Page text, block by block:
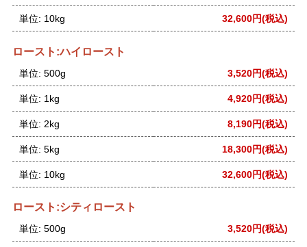
単位: 10kg 32,600円(税込)
ロースト:ハイロースト
単位: 500g 3,520円(税込)
単位: 1kg 4,920円(税込)
単位: 2kg 8,190円(税込)
単位: 5kg 18,300円(税込)
単位: 10kg 32,600円(税込)
ロースト:シティロースト
単位: 500g 3,520円(税込)